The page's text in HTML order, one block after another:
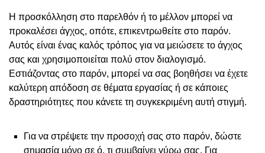
Η προσκόλληση στο παρελθόν ή το μέλλον μπορεί να
προκαλέσει άγχος, οπότε, επικεντρωθείτε στο παρόν.
Αυτός είναι ένας καλός τρόπος για να μειώσετε το άγχος
σας και χρησιμοποιείται πολύ στον διαλογισμό.
Εστιάζοντας στο παρόν, μπορεί να σας βοηθήσει να έχετε
καλύτερη απόδοση σε θέματα εργασίας ή σε κάποιες
δραστηριότητες που κάνετε τη συγκεκριμένη αυτή στιγμή.
Για να στρέψετε την προσοχή σας στο παρόν, δώστε
σημασία μόνο σε ό, τι συμβαίνει γύρω σας. Για